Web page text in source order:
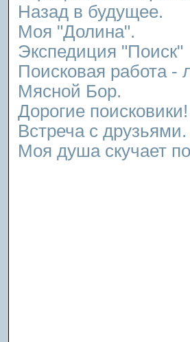
Назад в будущее.
Моя "Долина".
Экспедиция "Поиск"
Поисковая работа -
Мясной Бор.
Дорогие поисковики!
Встреча с друзьями.
Моя душа скучает